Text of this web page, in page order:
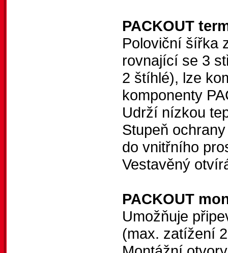
PACKOUT
Poloviční šířka
rovnající se 3
2 štíhlé), lze
komponenty
Udrží nízkou
Stupeň
do vnitřního
Vestavěný
PACKOUT
Umožňuje
(max. zatížení